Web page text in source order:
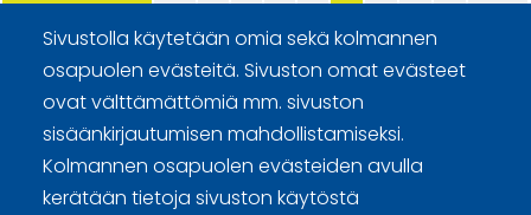
Sivustolla käytetään omia sekä kolmannen
osapuolen evästeitä. Sivuston omat evästeet
ovat välttämättömiä mm. sivuston
sisäänkirjautumisen mahdollistamiseksi.
Kolmannen osapuolen evästeiden avulla
kerätään tietoja sivuston käytöstä
Curling Finland